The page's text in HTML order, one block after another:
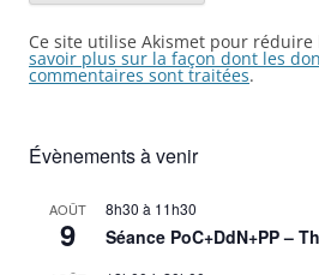
Ce site utilise Akismet pour
savoir plus sur la façon dont les
commentaires sont traitées.
Évènements à venir
AOÛT
9
8h30 à 11h30
Séance PoC+DdN+PP –